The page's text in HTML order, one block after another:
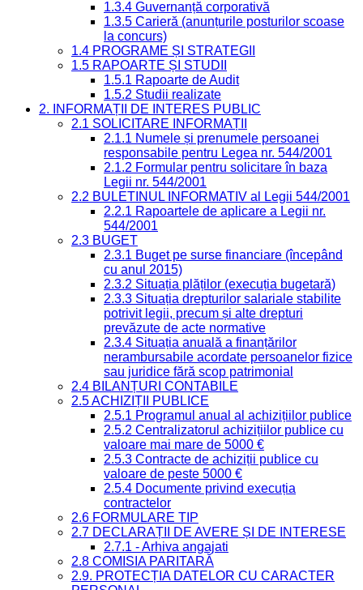
1.3.4 Guvernanță corporativă
1.3.5 Carieră (anunțurile posturilor scoase
la concurs)
1.4 PROGRAME ȘI STRATEGII
1.5 RAPOARTE ȘI STUDII
1.5.1 Rapoarte de Audit
1.5.2 Studii realizate
2. INFORMAȚII DE INTERES PUBLIC
2.1 SOLICITARE INFORMAȚII
2.1.1 Numele și prenumele persoanei
responsabile pentru Legea nr. 544/2001
2.1.2 Formular pentru solicitare în baza
Legii nr. 544/2001
2.2 BULETINUL INFORMATIV al Legii 544/2001
2.2.1 Rapoartele de aplicare a Legii nr.
544/2001
2.3 BUGET
2.3.1 Buget pe surse financiare (începând
cu anul 2015)
2.3.2 Situația plăților (execuția bugetară)
2.3.3 Situația drepturilor salariale stabilite
potrivit legii, precum și alte drepturi
prevăzute de acte normative
2.3.4 Situația anuală a finanțărilor
nerambursabile acordate persoanelor fizice
sau juridice fără scop patrimonial
2.4 BILANȚURI CONTABILE
2.5 ACHIZIȚII PUBLICE
2.5.1 Programul anual al achizițiilor publice
2.5.2 Centralizatorul achizițiilor publice cu
valoare mai mare de 5000 €
2.5.3 Contracte de achiziții publice cu
valoare de peste 5000 €
2.5.4 Documente privind execuția
contractelor
2.6 FORMULARE TIP
2.7 DECLARAȚII DE AVERE ȘI DE INTERESE
2.7.1 - Arhiva angajati
2.8 COMISIA PARITARĂ
2.9. PROTECȚIA DATELOR CU CARACTER